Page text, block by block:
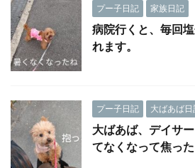
プー子日記 家族日記
病院行くと、毎回
れます。
プー子日記 大ばあば日
大ばあば、デイサ
てなくなって焦った